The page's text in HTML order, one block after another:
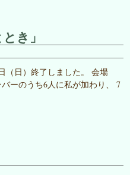
き」
（日）終了しました。 会場
ーのうち6人に私が加わり、 7